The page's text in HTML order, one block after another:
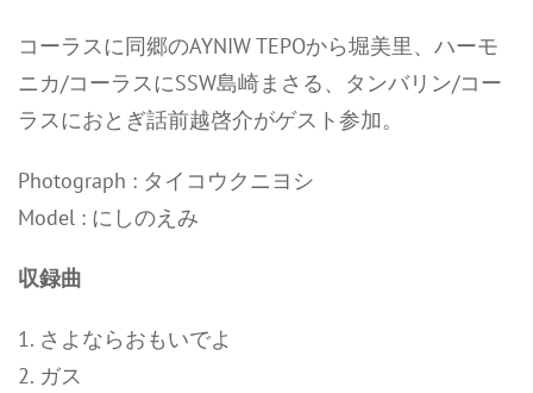
コーラスに同郷のAYNIW TEPOから堀美里、ハーモ
ニカ/コーラスにSSW島崎まさる、タンバリン/コー
ラスにおとぎ話前越啓介がゲスト参加。
Photograph : タイコウクニヨシ
Model : にしのえみ
収録曲
1. さよならおもいでよ
2. ガス